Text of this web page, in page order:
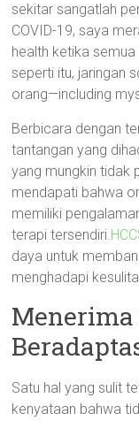
sekitar sangatlah
COVID-19, saya
health ketika
seperti itu, jaringan
orang—including
Berbicara dengan
tantangan yang
yang mungkin tidak
mendapati bahwa
memiliki
terapi tersendiri.
daya untuk
menghadapi
Satu hal yang sulit
kenyataan bahwa